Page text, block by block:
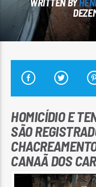
Arara Azul
HOMICÍDIO E
SÃO
CANAÃ DOS